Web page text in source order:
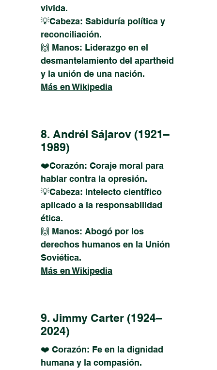
vivida.
💡Cabeza: Sabiduría política y
reconciliación.
🙌 Manos: Liderazgo en el
desmantelamiento del apartheid
y la unión de una nación.
Más en Wikipedia
8. Andréi Sájarov (1921–
1989)
❤️Corazón: Coraje moral para
hablar contra la opresión.
💡Cabeza: Intelecto científico
aplicado a la responsabilidad
ética.
🙌 Manos: Abogó por los
derechos humanos en la Unión
Soviética.
Más en Wikipedia
9. Jimmy Carter (1924–
2024)
❤️ Corazón: Fe en la dignidad
humana y la compasión.